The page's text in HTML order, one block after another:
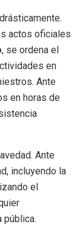
actos oficiales
, se ordena el
en
Ante
en horas de
Ante
incluyendo la
el
pública.